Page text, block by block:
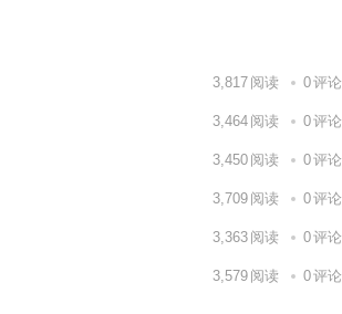
3,817 阅读 0评论
3,464 阅读 0评论
3,450 阅读 0评论
3,709 阅读 0评论
3,363 阅读 0评论
3,579 阅读 0评论